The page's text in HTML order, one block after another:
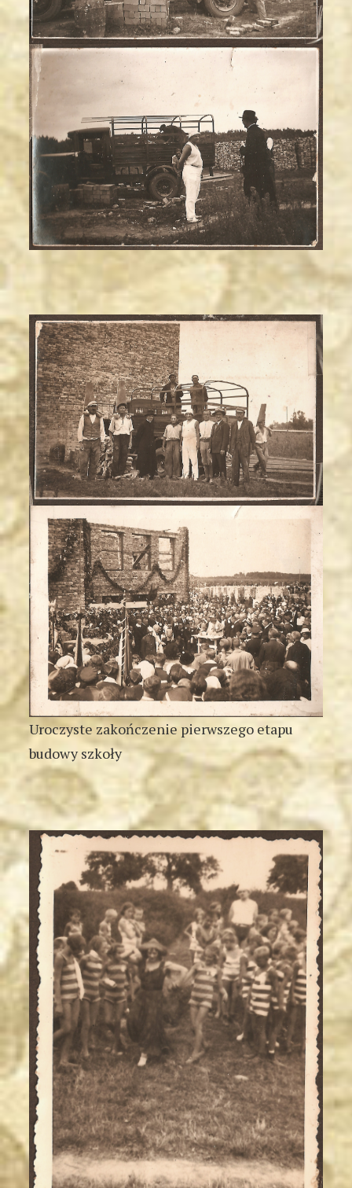
Uroczyste zakończenie pierwszego etapu
budowy szkoły